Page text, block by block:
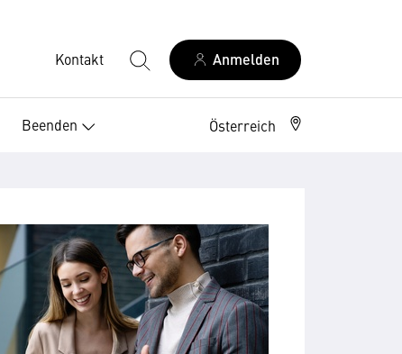
Kontakt Anmelden
Beenden Österreich